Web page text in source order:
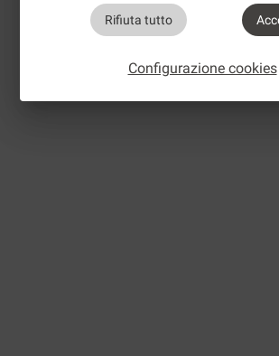
Rifiuta tutto
Configurazione cookies